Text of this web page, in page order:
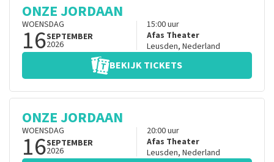
ONZE JORDAAN
WOENSDAG
16SEPTEMBER
2026
15:00uur
Afas Theater
Leusden, Nederland
BEKIJK TICKETS
ONZE JORDAAN
WOENSDAG
16SEPTEMBER
2026
20:00uur
Afas Theater
Leusden, Nederland